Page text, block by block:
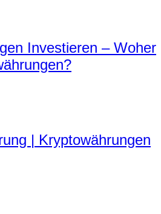
Investieren – Woher
| Kryptowährungen